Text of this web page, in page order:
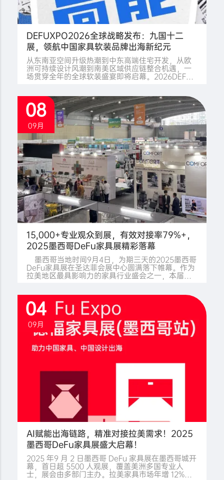
DEFUXPO2026全球战略发布：九国十二
展，领航中国家具软装品牌出海新纪元
从东南亚空间升级热潮到中东高端住宅开发，从欧
洲可持续设计风潮到南美区域供应链整合机遇，一
场贯穿全年的全球软装盛宴即将启幕。2026DEFU
度等九大战略市场，共十二场专业展会。这一纵深
布局旨在精准洞察全球软装行业发展风向，助力中
国企业在"一带一路"倡议及RCEP框架下，实现品牌
全球化战略，抢占国际市场份额。 作为链接全球软
装产业的枢纽平台，我们每场展会都将深度解析在
地化消费趋势与设计脉动，输出前沿空间美学与精
08
09月
15,000+专业观众到展，有效对接率79%+，
2025墨西哥DeFu家具展精彩落幕
墨西哥当地时间9月4日，为期三天的2025墨西哥
DeFu家具展在圣达菲会展中心圆满落下帷幕。作为
拉美地区最具影响力的家具行业盛会之一，本届墨
合作与交流的桥梁。展会汇聚近150家优质参展商及
众多行业领袖齐聚一堂，并吸引来自巴西、美国、
加拿大、阿根廷、智利、厄瓜多尔、南非等20多个
国家和地区的15,247名专业观众，现场有效商贸对
接率突破79%。这一亮眼数据充分印证了拉美市场
对智能家居解决方案与家具前
04
09月
AI赋能出海链路，精准对接拉美需求！2025
墨西哥DeFu家具展盛大启幕！
2025 年9 月 2 日墨西哥 DeFu 家具展在墨西哥城开
幕，首日超 5500 人观展，覆盖美洲多国专业人
士，展会由多部门主办。拉美家具市场年增 12%，